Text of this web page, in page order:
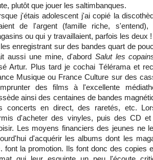
plutôt que jouer les saltimbanques.
j'étais adolescent j'ai copié la
de l'argent (famille riche,
ou qui y travaillaient, parfois les deux
enregistrant sur des bandes quart de
aussi une mine, d'abord Salut les
Artur. Plus tard je cochai Télérama et
Musique ou France Culture sur des
des films à l'excellente
ainsi des centaines de bandes
concerts en direct, des raretés, etc.
d'acheter des vinyles, puis des CD
Les moyens financiers des jeunes ne
d'acquérir les albums dont les
font la promotion. Ils font donc des copies